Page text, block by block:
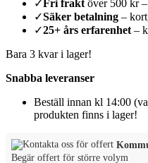
✓ Fri frakt över 500 kr
✓Säker betalning –
✓25+ års erfarenhet –
Bara 3 kvar i lager!
Snabba leveranser
Beställ innan kl 14:00
produkten finns i lager!
Begär offert för större volym